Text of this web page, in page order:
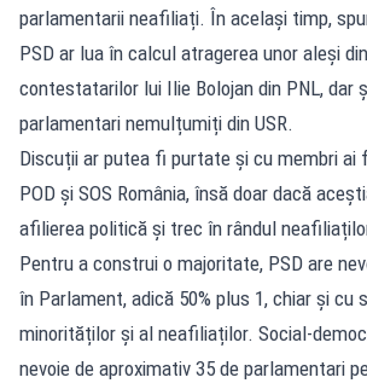
parlamentarii neafiliați. În același timp,
PSD ar lua în calcul atragerea unor aleși
contestatarilor lui Ilie Bolojan din PNL, dar
parlamentari nemulțumiți din USR.
Discuții ar putea fi purtate și cu membri ai
POD și SOS România, însă doar dacă
afilierea politică și trec în rândul
Pentru a construi o majoritate, PSD are
în Parlament, adică 50% plus 1, chiar și cu
minorităților și al neafiliaților. Social-
nevoie de aproximativ 35 de parlamentari